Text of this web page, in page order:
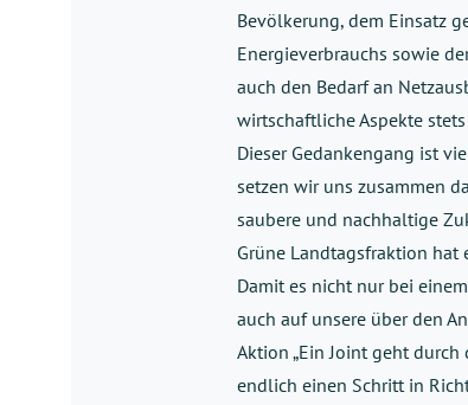
Bevölkerung, dem Einsatz
Energieverbrauchs sowie
auch den Bedarf an
wirtschaftliche Aspekte
Dieser Gedankengang ist
setzen wir uns zusammen
saubere und nachhaltige
Grüne Landtagsfraktion hat
Damit es nicht nur bei
auch auf unsere über den
Aktion „Ein Joint geht
endlich einen Schritt in